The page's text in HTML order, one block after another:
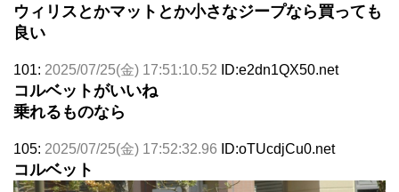
ウィリスとかマットとか小さなジープなら買っても
良い
101: 2025/07/25(金) 17:51:10.52 ID:e2dn1QX50.net
コルベットがいいね
乗れるものなら
105: 2025/07/25(金) 17:52:32.96 ID:oTUcdjCu0.net
コルベット